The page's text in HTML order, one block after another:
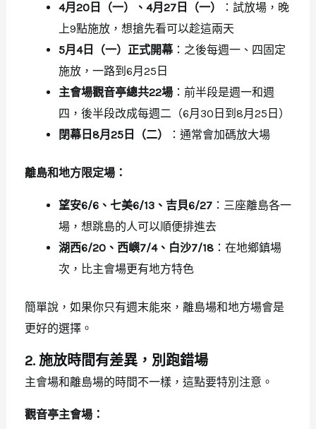
4月20日（一）、4月27日（一）
：試放場，晚
上9點施放，想搶先看可以趁這兩天
5月4日（一）正式開幕：之後每週一、四固定
施放，一路到6月25日
主會場觀音亭總共22場：前半段是週一和週
四，後半段改成每週二（6月30日到8月25日）
閉幕日8月25日（二）
：通常會加碼放大場
離島和地方限定場：
望安6/6、七美6/13、吉貝6/27：三座離島各一
場，想跳島的人可以順便排進去
湖西6/20、西嶼7/4、白沙7/18：在地鄉鎮場
次，比主會場更有地方特色
簡單說，如果你只有週末能來，離島場和地方場會是
更好的選擇。
2. 施放時間有差異，別跑錯場
主會場和離島場的時間不一樣，這點要特別注意。
觀音亭主會場：